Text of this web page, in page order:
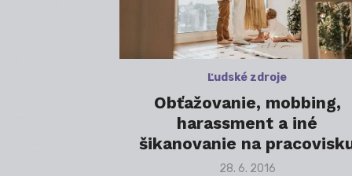
Ľudské zdroje
Obťažovanie, mobbing,
harassment a iné
šikanovanie na
Posted
28. 6. 2016